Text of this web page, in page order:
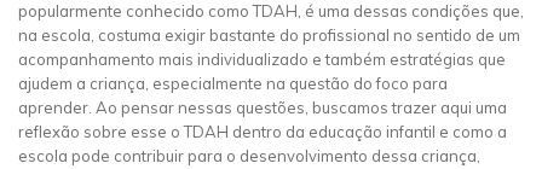
popularmente conhecido como TDAH, é uma dessas condições que,
na escola, costuma exigir bastante do profissional no sentido de um
acompanhamento mais individualizado e também estratégias que
ajudem a criança, especialmente na questão do foco para
aprender. Ao pensar nessas questões, buscamos trazer aqui uma
reflexão sobre esse o TDAH dentro da educação infantil e como a
escola pode contribuir para o desenvolvimento dessa criança,